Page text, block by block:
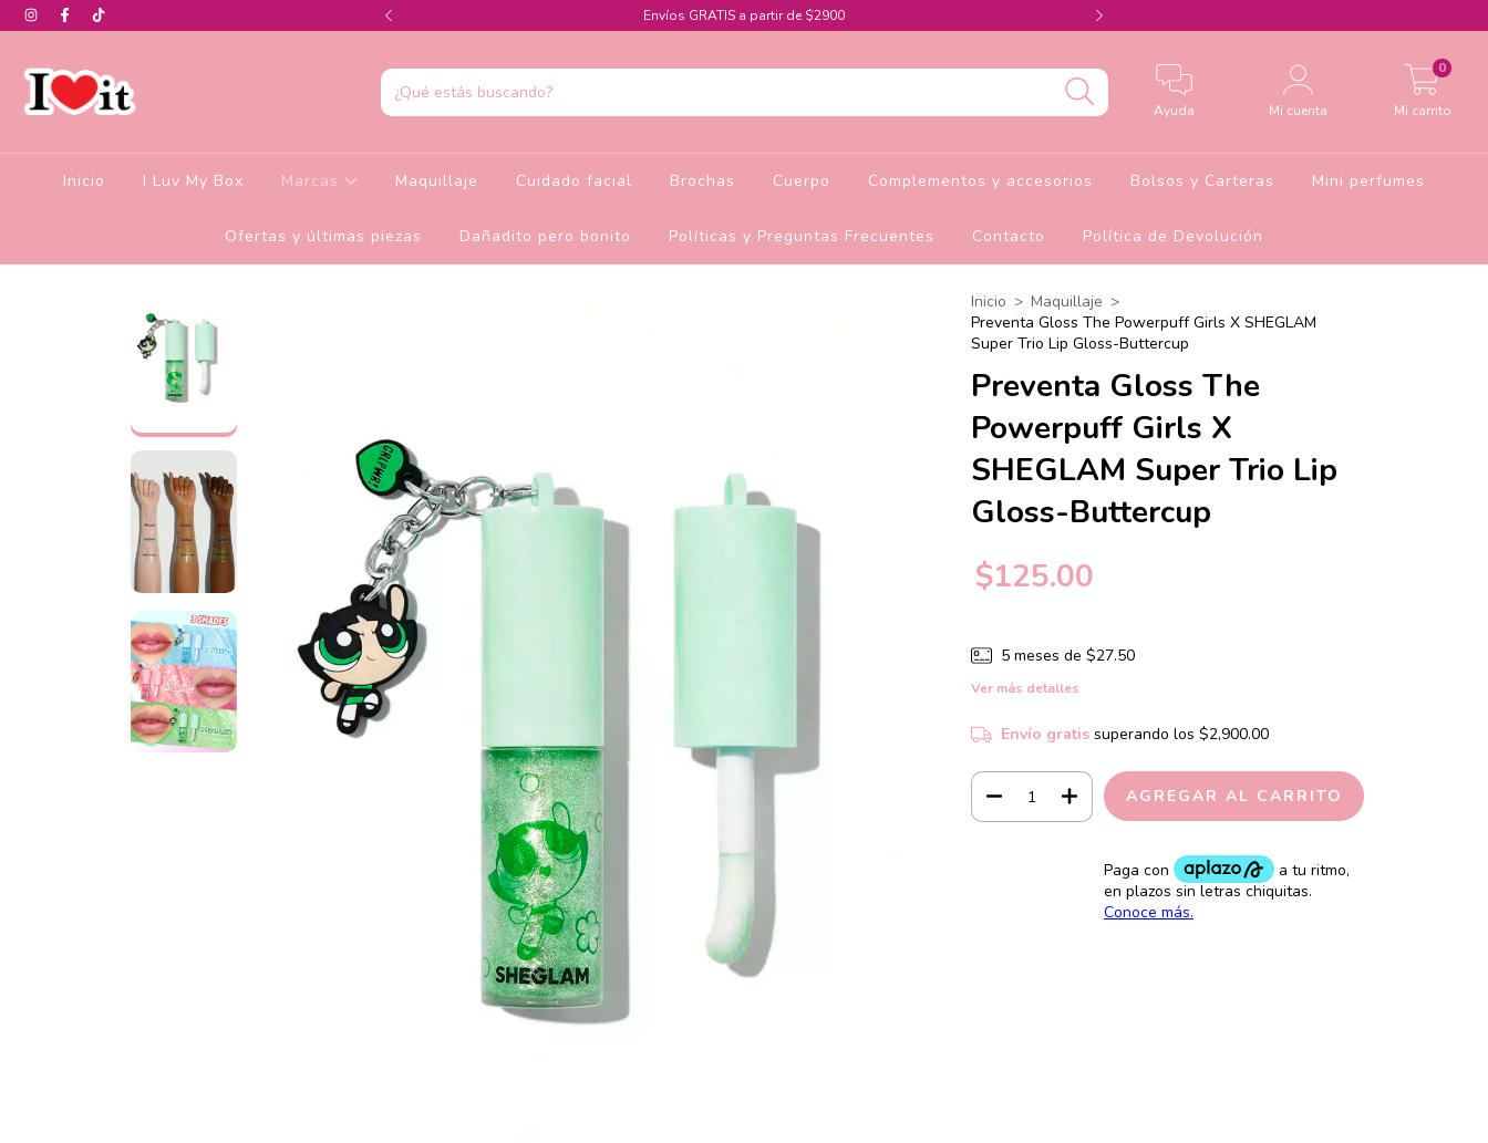
de descuento en la colección de Glamlite Envíos GRATIS a partir de $2900
Ayuda Mi cuenta Mi carrito
0
Inicio I Luv My Box Marcas Maquillaje Cuidado facial Brochas Cuerpo Complementos y accesorios Bolsos y Carteras Mini perfumes
Ofertas y últimas piezas Dañadito pero bonito Políticas y Preguntas Frecuentes Contacto Política de Devolución
Inicio > Maquillaje >
Preventa Gloss The Powerpuff Girls X SHEGLAM
Super Trio Lip Gloss-Buttercup
Preventa Gloss The
Powerpuff Girls X
SHEGLAM Super Trio Lip
Gloss-Buttercup
$125.00
5 meses de $27.50
Ver más detalles
Envío gratis superando los $2,900.00